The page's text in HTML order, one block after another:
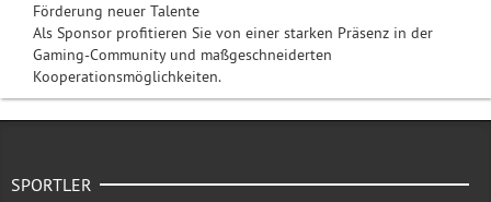
Förderung neuer Talente
Als Sponsor profitieren Sie von einer starken Präsenz in der
Gaming-Community und maßgeschneiderten
Kooperationsmöglichkeiten.
SPORTLER